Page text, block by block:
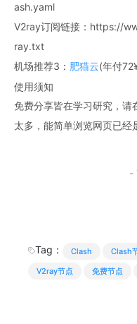
ash.yaml
V2ray订阅链接：https://
ray.txt
机场推荐3： 肥猫云(年付
使用须知
免费分享皆在学习研究，
太多，能简单浏览网页已经
-
Tag： Clash Clash
V2ray节点
免费节点